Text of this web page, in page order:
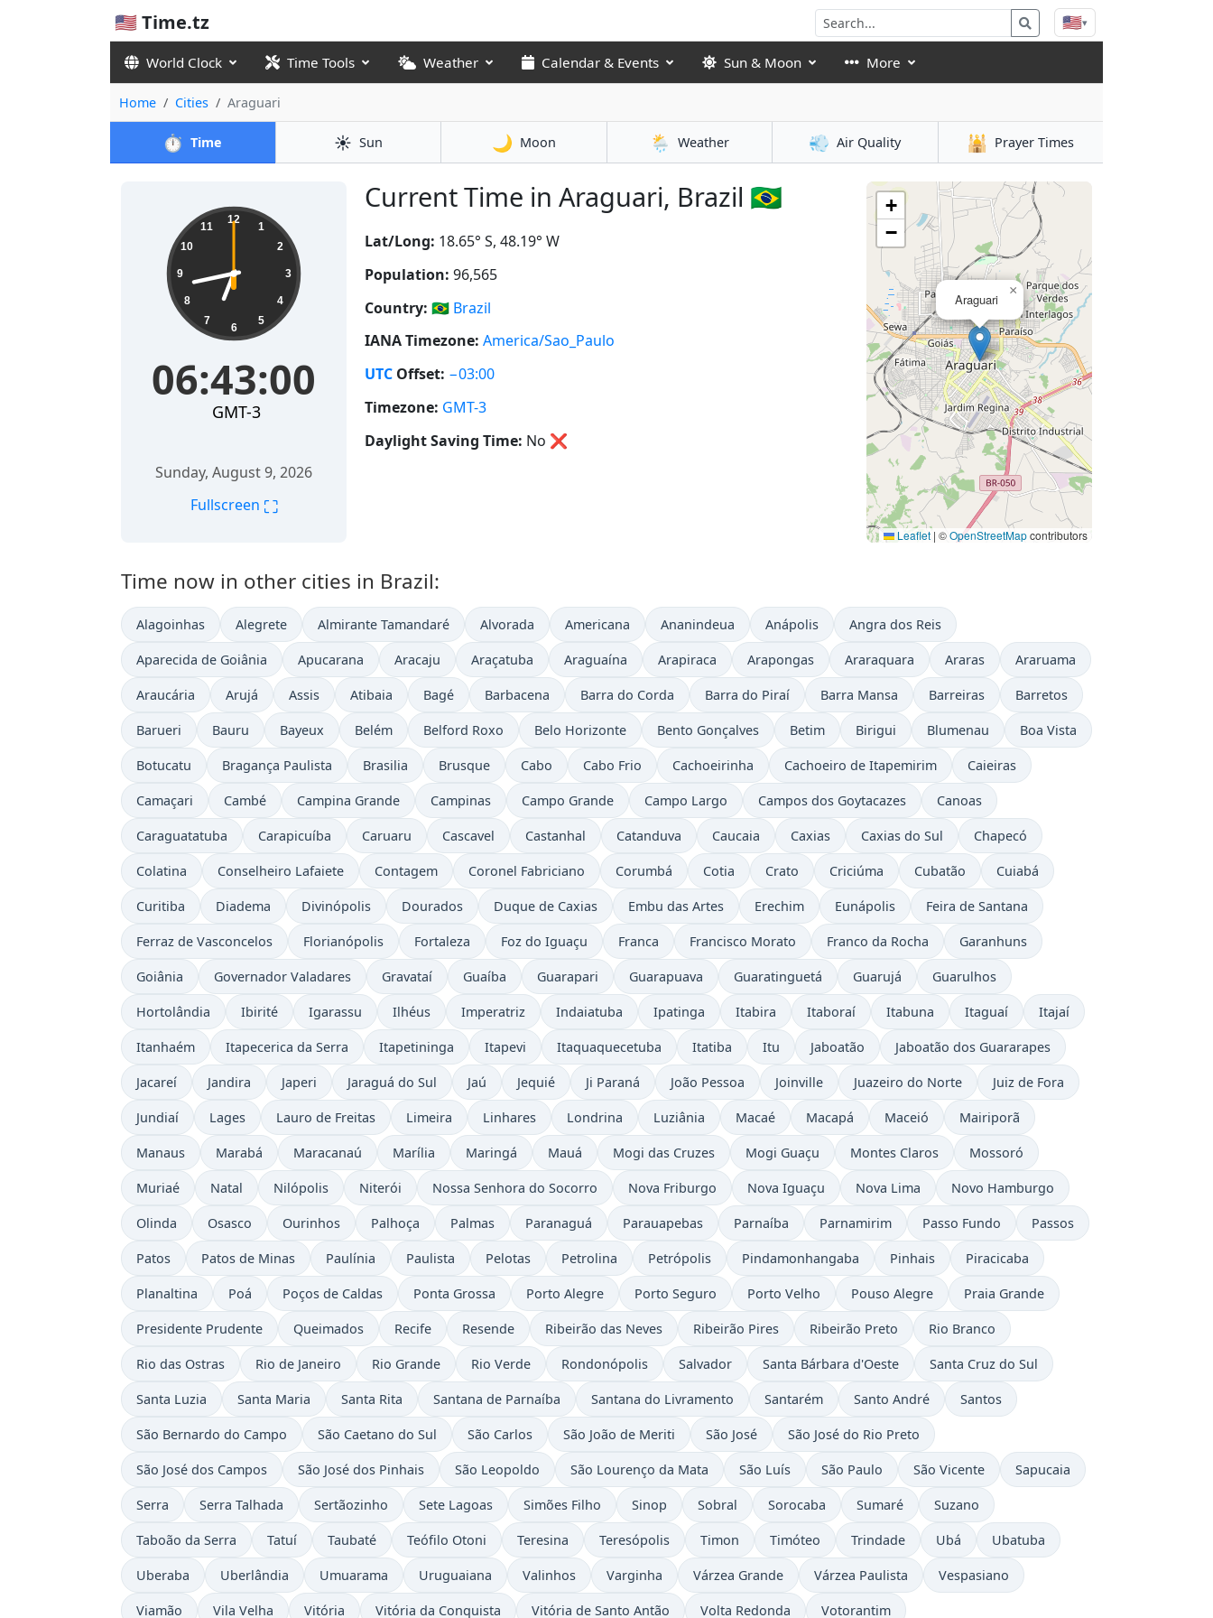
🇺🇸 Time.tz 🇺🇸▾
World Clock Time Tools Weather Calendar & Events Sun & Moon More
Home Cities Araguari
⏱️ Time ☀️ Sun 🌙 Moon 🌦️ Weather 💨 Air Quality 🕌 Prayer Times
Current Time in Araguari, Brazil 🇧🇷
06:43:01 12
1
2
3
4
5
6
7
8
9
10
11
06:43:01
GMT-3
Sunday, August 9, 2026
Fullscreen ⛶
Lat/Long: 18.65° S, 48.19° W
Population: 96,565
Country: 🇧🇷 Brazil
IANA Timezone: America/Sao_Paulo
UTC Offset: −03:00
Timezone: GMT-3
Daylight Saving Time: No ❌
Araguari
×
+
−
Leaflet | ©OpenStreetMapcontributors
Time now in other cities in Brazil:
Alagoinhas Alegrete Almirante Tamandaré Alvorada Americana Ananindeua Anápolis Angra dos Reis
Aparecida de Goiânia Apucarana Aracaju Araçatuba Araguaína Arapiraca Arapongas Araraquara Araras Araruama
Araucária Arujá Assis Atibaia Bagé Barbacena Barra do Corda Barra do Piraí Barra Mansa Barreiras Barretos
Barueri Bauru Bayeux Belém Belford Roxo Belo Horizonte Bento Gonçalves Betim Birigui Blumenau Boa Vista
Botucatu Bragança Paulista Brasilia Brusque Cabo Cabo Frio Cachoeirinha Cachoeiro de Itapemirim Caieiras
Camaçari Cambé Campina Grande Campinas Campo Grande Campo Largo Campos dos Goytacazes Canoas
Caraguatatuba Carapicuíba Caruaru Cascavel Castanhal Catanduva Caucaia Caxias Caxias do Sul Chapecó
Colatina Conselheiro Lafaiete Contagem Coronel Fabriciano Corumbá Cotia Crato Criciúma Cubatão Cuiabá
Curitiba Diadema Divinópolis Dourados Duque de Caxias Embu das Artes Erechim Eunápolis Feira de Santana
Ferraz de Vasconcelos Florianópolis Fortaleza Foz do Iguaçu Franca Francisco Morato Franco da Rocha Garanhuns
Goiânia Governador Valadares Gravataí Guaíba Guarapari Guarapuava Guaratinguetá Guarujá Guarulhos
Hortolândia Ibirité Igarassu Ilhéus Imperatriz Indaiatuba Ipatinga Itabira Itaboraí Itabuna Itaguaí Itajaí
Itanhaém Itapecerica da Serra Itapetininga Itapevi Itaquaquecetuba Itatiba Itu Jaboatão Jaboatão dos Guararapes
Jacareí Jandira Japeri Jaraguá do Sul Jaú Jequié Ji Paraná João Pessoa Joinville Juazeiro do Norte Juiz de Fora
Jundiaí Lages Lauro de Freitas Limeira Linhares Londrina Luziânia Macaé Macapá Maceió Mairiporã
Manaus Marabá Maracanaú Marília Maringá Mauá Mogi das Cruzes Mogi Guaçu Montes Claros Mossoró
Muriaé Natal Nilópolis Niterói Nossa Senhora do Socorro Nova Friburgo Nova Iguaçu Nova Lima Novo Hamburgo
Olinda Osasco Ourinhos Palhoça Palmas Paranaguá Parauapebas Parnaíba Parnamirim Passo Fundo Passos
Patos Patos de Minas Paulínia Paulista Pelotas Petrolina Petrópolis Pindamonhangaba Pinhais Piracicaba
Planaltina Poá Poços de Caldas Ponta Grossa Porto Alegre Porto Seguro Porto Velho Pouso Alegre Praia Grande
Presidente Prudente Queimados Recife Resende Ribeirão das Neves Ribeirão Pires Ribeirão Preto Rio Branco
Rio das Ostras Rio de Janeiro Rio Grande Rio Verde Rondonópolis Salvador Santa Bárbara d'Oeste Santa Cruz do Sul
Santa Luzia Santa Maria Santa Rita Santana de Parnaíba Santana do Livramento Santarém Santo André Santos
São Bernardo do Campo São Caetano do Sul São Carlos São João de Meriti São José São José do Rio Preto
São José dos Campos São José dos Pinhais São Leopoldo São Lourenço da Mata São Luís São Paulo São Vicente Sapucaia
Serra Serra Talhada Sertãozinho Sete Lagoas Simões Filho Sinop Sobral Sorocaba Sumaré Suzano
Taboão da Serra Tatuí Taubaté Teófilo Otoni Teresina Teresópolis Timon Timóteo Trindade Ubá Ubatuba
Uberaba Uberlândia Umuarama Uruguaiana Valinhos Varginha Várzea Grande Várzea Paulista Vespasiano
Viamão Vila Velha Vitória Vitória da Conquista Vitória de Santo Antão Volta Redonda Votorantim